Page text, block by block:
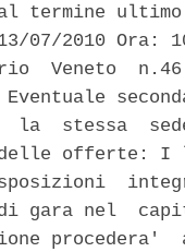
termine
07/2010 Ora:
Veneto
Eventuale
la  stessa
offerte: I
gara nel